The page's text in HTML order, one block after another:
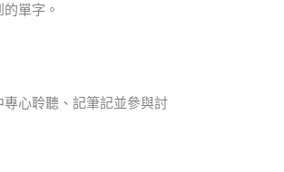
單字。
心聆聽、記筆記並參與討